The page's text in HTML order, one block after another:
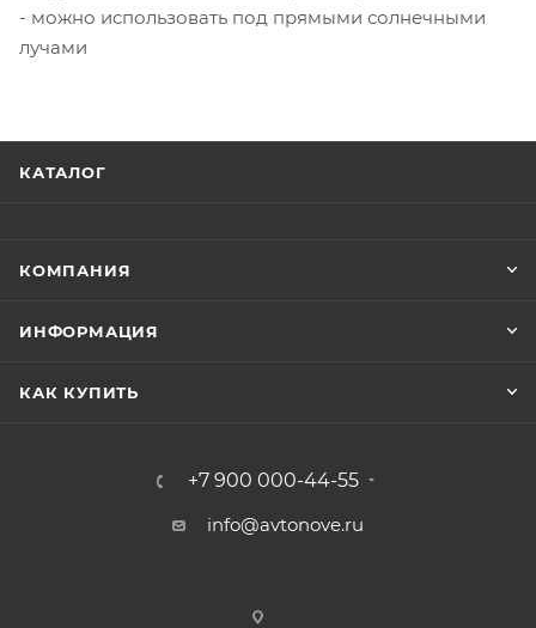
- можно использовать под прямыми солнечными
лучами
КАТАЛОГ
КОМПАНИЯ
ИНФОРМАЦИЯ
КАК КУПИТЬ
+7 900 000-44-55
info@avtonove.ru